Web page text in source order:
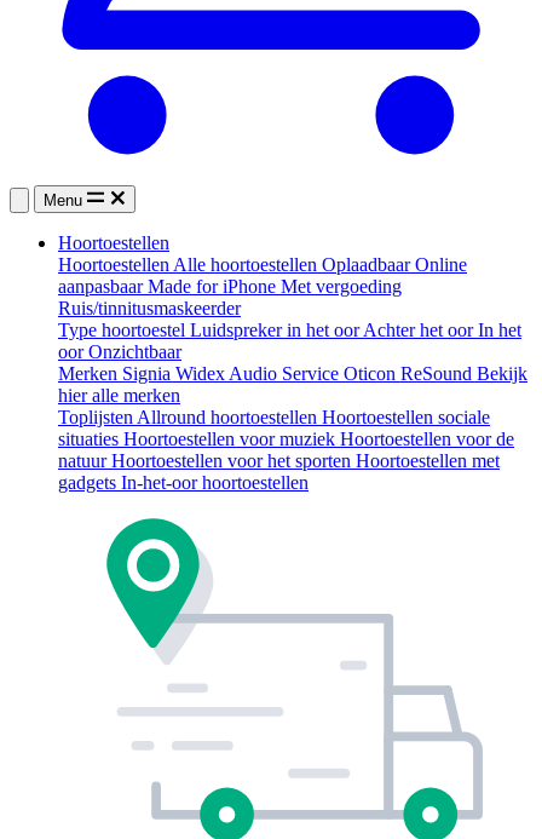
Menu
Hoortoestellen
HoortoestellenAlle hoortoestellen OplaadbaarOnline
aanpasbaarMade for iPhone Met vergoeding
Ruis/tinnitusmaskeerder
Type hoortoestel Luidspreker in het oorAchter het oorIn het
oorOnzichtbaar
Merken Signia WidexAudio Service Oticon ReSound Bekijk
hier alle merken
ToplijstenAllround hoortoestellen Hoortoestellen sociale
situaties Hoortoestellen voor muziek Hoortoestellen voor de
natuurHoortoestellen voor het sporten Hoortoestellen met
gadgets In-het-oor hoortoestellen